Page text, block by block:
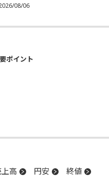
08/06
ポイント
高 円安
終値